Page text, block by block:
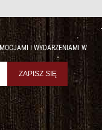
I WYDARZENIAMI W